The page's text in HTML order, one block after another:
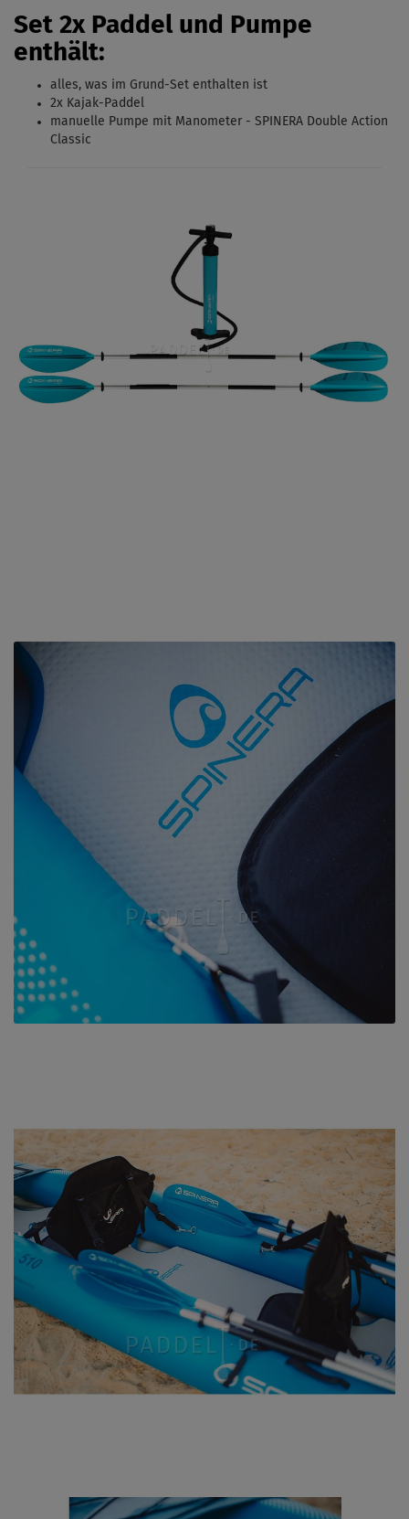
Set 2x Paddel und Pumpe
enthält:
alles, was im Grund-Set enthalten ist
2x Kajak-Paddel
manuelle Pumpe mit Manometer - SPINERA Double Action
Classic